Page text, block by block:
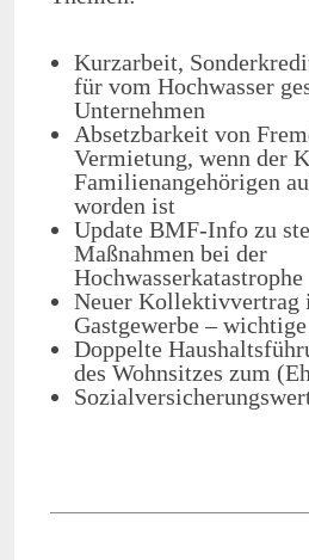
Kurzarbeit,
für vom Hochwasser
Unternehmen
Absetzbarkeit von
Vermietung, wenn der
Familienangehörigen
worden ist
Update BMF-Info zu
Maßnahmen bei der
Hochwasserkatastrophe
Neuer Kollektivvertrag
Gastgewerbe –
Doppelte
des Wohnsitzes zum